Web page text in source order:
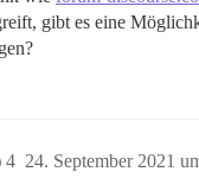
gibt es eine
24. September 2021
4